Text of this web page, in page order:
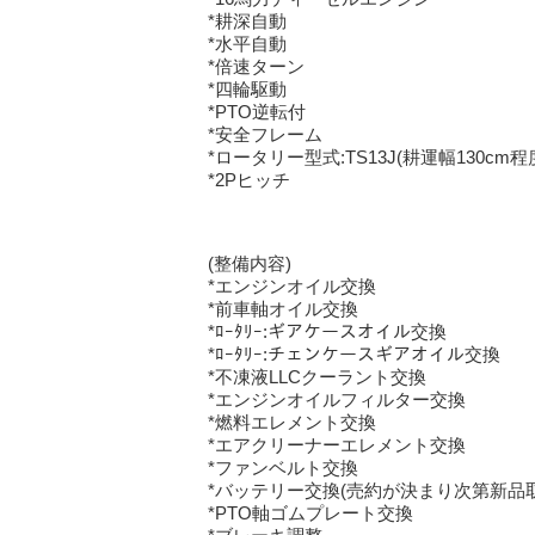
*耕深自動
*水平自動
*倍速ターン
*四輪駆動
*PTO逆転付
*安全フレーム
*ロータリー型式:TS13J(耕運幅130cm程
*2Pヒッチ
(整備内容)
*エンジンオイル交換
*前車軸オイル交換
*ﾛｰﾀﾘｰ:ギアケースオイル交換
*ﾛｰﾀﾘｰ:チェンケースギアオイル交換
*不凍液LLCクーラント交換
*エンジンオイルフィルター交換
*燃料エレメント交換
*エアクリーナーエレメント交換
*ファンベルト交換
*バッテリー交換(売約が決まり次第新品
*PTO軸ゴムプレート交換